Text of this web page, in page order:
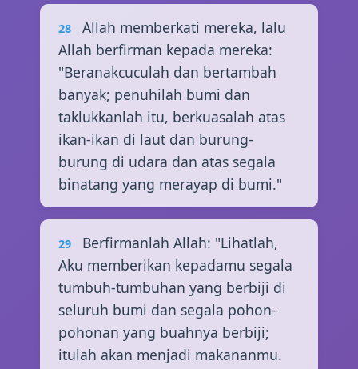
28
Allah memberkati mereka, lalu
Allah berfirman kepada mereka:
"Beranakcuculah dan bertambah
banyak; penuhilah bumi dan
taklukkanlah itu, berkuasalah atas
ikan-ikan di laut dan burung-
burung di udara dan atas segala
binatang yang merayap di bumi."
29
Berfirmanlah Allah: "Lihatlah,
Aku memberikan kepadamu segala
tumbuh-tumbuhan yang berbiji di
seluruh bumi dan segala pohon-
pohonan yang buahnya berbiji;
itulah akan menjadi makananmu.